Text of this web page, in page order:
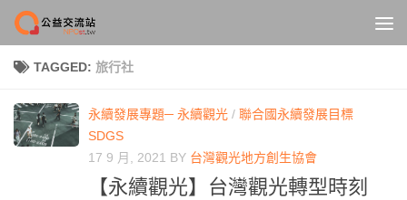
Skip to content
TAGGED: 旅行社
永續發展專題─ 永續觀光 / 聯合國永續發展目標
SDGS
17 9 月, 2021 BY 台灣觀光地方創生協會
【永續觀光】台灣觀光轉型時刻